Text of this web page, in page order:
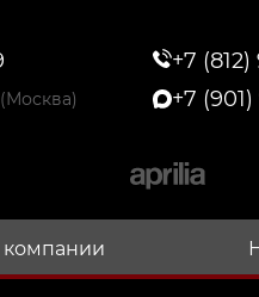
(Москва)
+7
+7